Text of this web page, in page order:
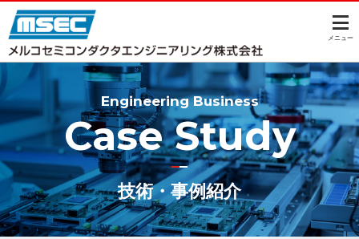
メニュー
Engineering Business
Case Study
技術・事例紹介